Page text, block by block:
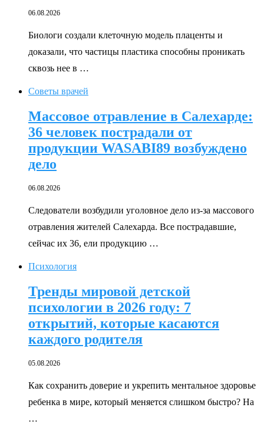
06.08.2026
Биологи создали клеточную модель плаценты и
доказали, что частицы пластика способны проникать
сквозь нее в …
Советы врачей
Массовое отравление в Салехарде:
36 человек пострадали от
продукции WASABI89 возбуждено
дело
06.08.2026
Следователи возбудили уголовное дело из-за массового
отравления жителей Салехарда. Все пострадавшие,
сейчас их 36, ели продукцию …
Психология
Тренды мировой детской
психологии в 2026 году: 7
открытий, которые касаются
каждого родителя
05.08.2026
Как сохранить доверие и укрепить ментальное здоровье
ребенка в мире, который меняется слишком быстро? На
…